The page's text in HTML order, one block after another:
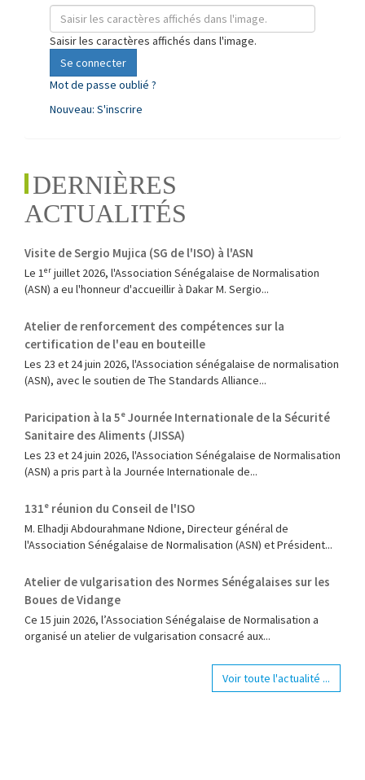
Saisir les caractères affichés dans l'image.
Se connecter
Mot de passe oublié ?
Nouveau: S'inscrire
DERNIÈRES
ACTUALITÉS
Visite de Sergio Mujica (SG de l'ISO) à l'ASN
Le 1ᵉʳ juillet 2026, l'Association Sénégalaise de Normalisation
(ASN) a eu l'honneur d'accueillir à Dakar M. Sergio...
Atelier de renforcement des compétences sur la
certification de l'eau en bouteille
Les 23 et 24 juin 2026, l'Association sénégalaise de normalisation
(ASN), avec le soutien de The Standards Alliance...
Paricipation à la 5ᵉ Journée Internationale de la Sécurité
Sanitaire des Aliments (JISSA)
‎Les 23 et 24 juin 2026, l'Association Sénégalaise de Normalisation
(ASN) a pris part à la Journée Internationale de...
131ᵉ réunion du Conseil de l'ISO
M. Elhadji Abdourahmane Ndione, Directeur général de
l'Association Sénégalaise de Normalisation (ASN) et Président...
Atelier de vulgarisation des Normes Sénégalaises sur les
Boues de Vidange
Ce 15 juin 2026, l’Association Sénégalaise de Normalisation a
organisé un atelier de vulgarisation consacré aux...
Voir toute l'actualité ...